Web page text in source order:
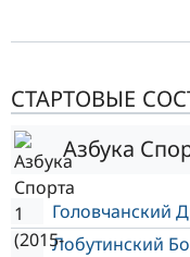
СТАРТОВЫЕ
Азбука
Головчанский
Лобутинский